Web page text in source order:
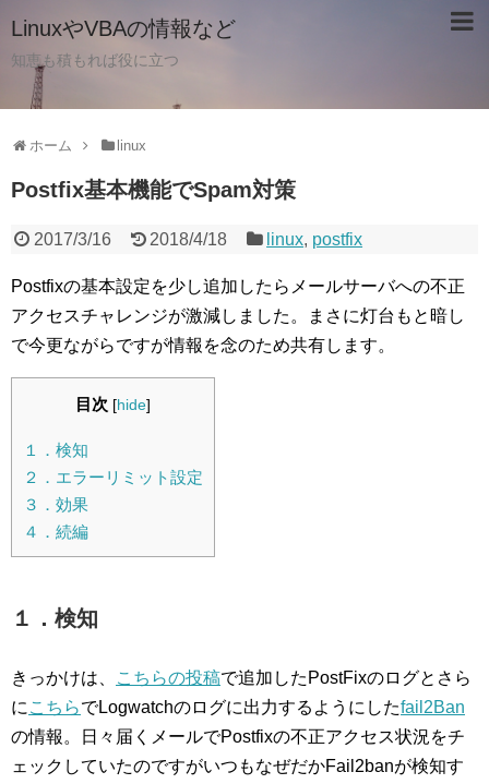
LinuxやVBAの情報など
知恵も積もれば役に立つ
ホーム linux
Postfix基本機能でSpam対策
2017/3/16 2018/4/18 linux, postfix
Postfixの基本設定を少し追加したらメールサーバへの不正
アクセスチャレンジが激減しました。まさに灯台もと暗し
で今更ながらですが情報を念のため共有します。
目次 [hide]
１．検知
２．エラーリミット設定
３．効果
４．続編
１．検知
きっかけは、 こちらの投稿で追加したPostFixのログとさら
に こちらでLogwatchのログに出力するようにしたfail2Ban
の情報。日々届くメールでPostfixの不正アクセス状況をチ
ェックしていたのですがいつもなぜだかFail2banが検知す